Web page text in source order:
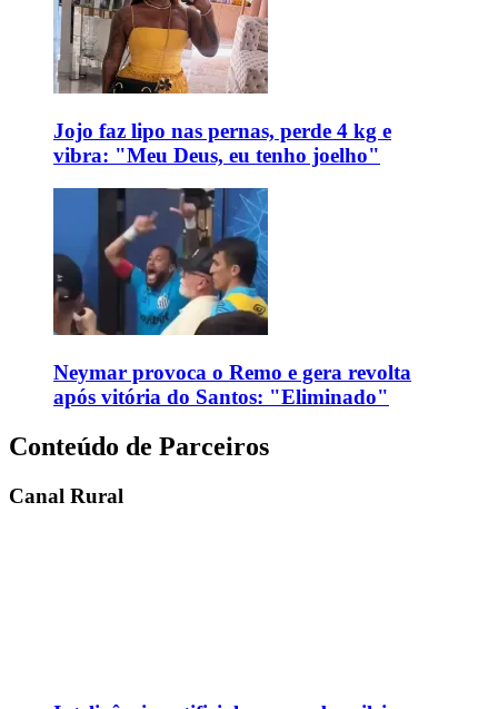
Jojo faz lipo nas pernas, perde 4 kg e
vibra: "Meu Deus, eu tenho joelho"
Neymar provoca o Remo e gera revolta
após vitória do Santos: "Eliminado"
Conteúdo de Parceiros
Canal Rural